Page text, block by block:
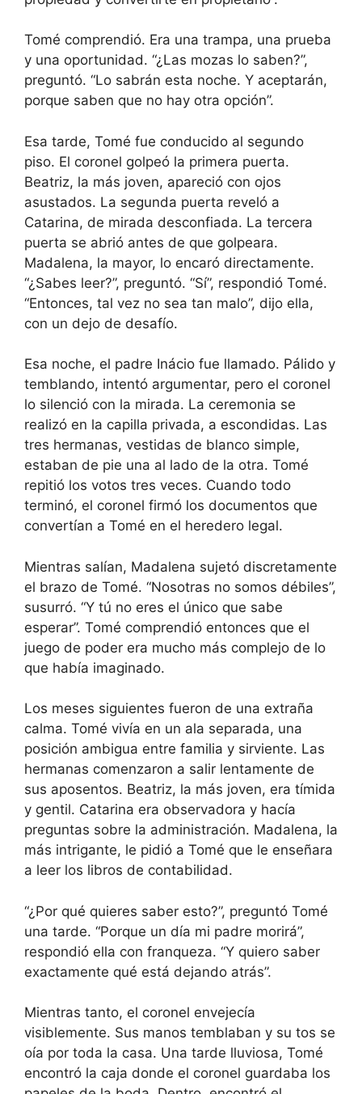
Tomé comprendió. Era una trampa, una prueba
y una oportunidad. “¿Las mozas lo saben?”,
preguntó. “Lo sabrán esta noche. Y aceptarán,
porque saben que no hay otra opción”.
Esa tarde, Tomé fue conducido al segundo
piso. El coronel golpeó la primera puerta.
Beatriz, la más joven, apareció con ojos
asustados. La segunda puerta reveló a
Catarina, de mirada desconfiada. La tercera
puerta se abrió antes de que golpeara.
Madalena, la mayor, lo encaró directamente.
“¿Sabes leer?”, preguntó. “Sí”, respondió Tomé.
“Entonces, tal vez no sea tan malo”, dijo ella,
con un dejo de desafío.
Esa noche, el padre Inácio fue llamado. Pálido y
temblando, intentó argumentar, pero el coronel
lo silenció con la mirada. La ceremonia se
realizó en la capilla privada, a escondidas. Las
tres hermanas, vestidas de blanco simple,
estaban de pie una al lado de la otra. Tomé
repitió los votos tres veces. Cuando todo
terminó, el coronel firmó los documentos que
convertían a Tomé en el heredero legal.
Mientras salían, Madalena sujetó discretamente
el brazo de Tomé. “Nosotras no somos débiles”,
susurró. “Y tú no eres el único que sabe
esperar”. Tomé comprendió entonces que el
juego de poder era mucho más complejo de lo
que había imaginado.
Los meses siguientes fueron de una extraña
calma. Tomé vivía en un ala separada, una
posición ambigua entre familia y sirviente. Las
hermanas comenzaron a salir lentamente de
sus aposentos. Beatriz, la más joven, era tímida
y gentil. Catarina era observadora y hacía
preguntas sobre la administración. Madalena, la
más intrigante, le pidió a Tomé que le enseñara
a leer los libros de contabilidad.
“¿Por qué quieres saber esto?”, preguntó Tomé
una tarde. “Porque un día mi padre morirá”,
respondió ella con franqueza. “Y quiero saber
exactamente qué está dejando atrás”.
Mientras tanto, el coronel envejecía
visiblemente. Sus manos temblaban y su tos se
oía por toda la casa. Una tarde lluviosa, Tomé
encontró la caja donde el coronel guardaba los